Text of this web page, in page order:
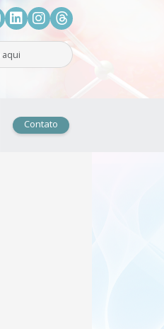
LinkedIn
Instagram
Threads
Contato